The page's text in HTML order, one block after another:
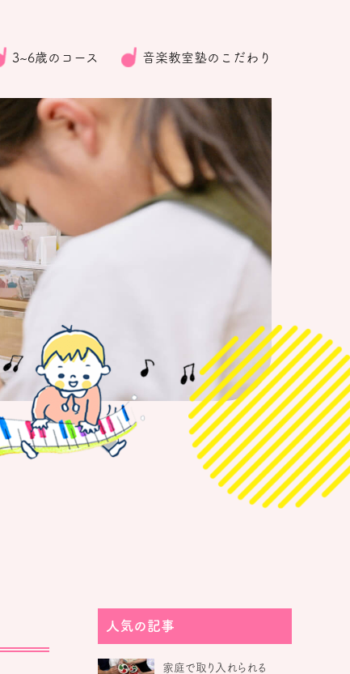
3~6歳のコース 音楽教室塾のこだわり
人気の記事
家庭で取り入れられる